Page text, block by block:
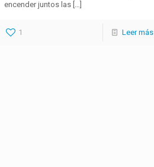
encender juntos las[…]
1 Leer más